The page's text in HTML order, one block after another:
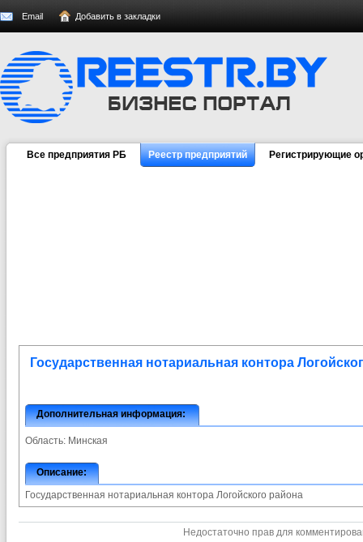
Email Добавить в закладки
Все предприятия РБ Реестр предприятий Регистрирующие
Государственная нотариальная контора
Дополнительная информация:
Область: Минская
Описание:
Государственная нотариальная контора Логойского района
Недостаточно прав для